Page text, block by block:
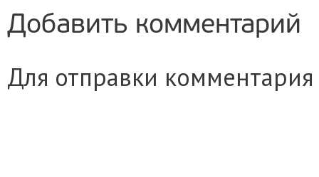
Добавить комментарий
Для отправки